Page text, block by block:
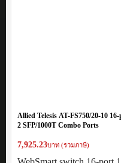
Allied Telesis AT-FS750/20-10
2 SFP/1000T Combo Ports
7,925.23บาท (รวมภาษี)